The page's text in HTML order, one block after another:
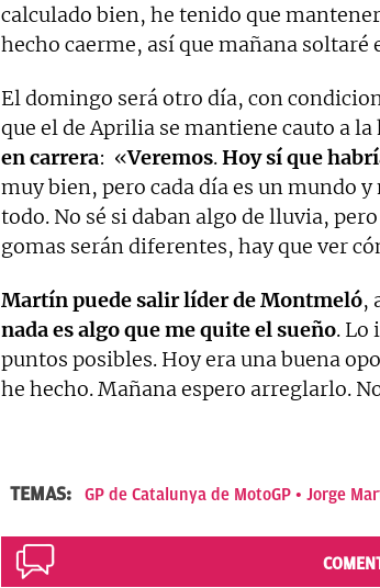
calculado bien, he tenido que
hecho caerme, así que mañana soltaré
El domingo será otro día, con
que el de Aprilia se mantiene cauto a
en carrera: «Veremos.Hoy sí que
muy bien, pero cada día es un mundo
todo. No sé si daban algo de lluvia,
gomas serán diferentes, hay que ver
Martín puede salir líder de Montmeló,
nada es algo que me quite el sueño. Lo
puntos posibles. Hoy era una buena
he hecho. Mañana espero arreglarlo.
TEMAS: GP de Catalunya de MotoGP Jorge